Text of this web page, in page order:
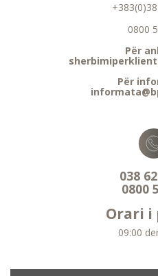
0800
Për
Për
038
0800
Orari i
09:00